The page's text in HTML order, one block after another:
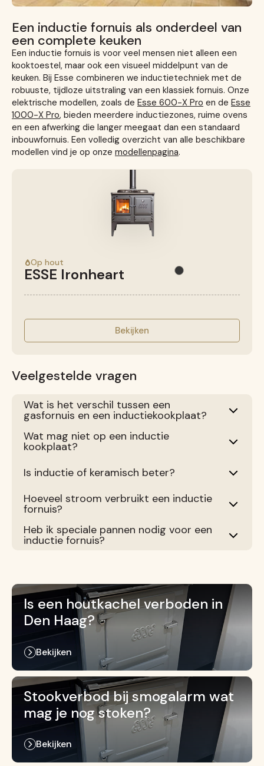
Een inductie fornuis als onderdeel van
een complete keuken
Een inductie fornuis is voor veel mensen niet alleen een
kooktoestel, maar ook een visueel middelpunt van de
keuken. Bij Esse combineren we inductietechniek met de
robuuste, tijdloze uitstraling van een klassiek fornuis. Onze
elektrische modellen, zoals de Esse 600-X Pro en de Esse
1000-X Pro, bieden meerdere inductiezones, ruime ovens
en een afwerking die langer meegaat dan een standaard
inbouwfornuis. Een volledig overzicht van alle beschikbare
modellen vind je op onze modellenpagina.
Op hout
ESSE Ironheart
Bekijken
Veelgestelde vragen
Wat is het verschil tussen een
gasfornuis en een inductiekookplaat?
Wat mag niet op een inductie
kookplaat?
Is inductie of keramisch beter?
Hoeveel stroom verbruikt een inductie
fornuis?
Heb ik speciale pannen nodig voor een
inductie fornuis?
Is een houtkachel verboden in
Den Haag?
Bekijken
Stookverbod bij smogalarm wat
mag je nog stoken?
Bekijken